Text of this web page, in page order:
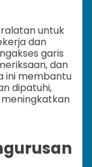
untuk
dan
garis
dan
ini membantu
dipatuhi,